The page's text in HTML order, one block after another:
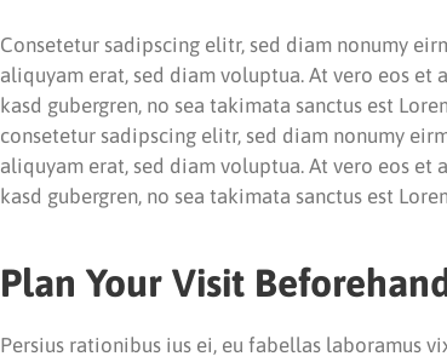
Consetetur sadipscing elitr, sed diam nonumy
aliquyam erat, sed diam voluptua. At vero eos
kasd gubergren, no sea takimata sanctus est
consetetur sadipscing elitr, sed diam nonumy
aliquyam erat, sed diam voluptua. At vero eos
kasd gubergren, no sea takimata sanctus est
Plan Your Visit
Persius rationibus ius ei, eu fabellas laboramus